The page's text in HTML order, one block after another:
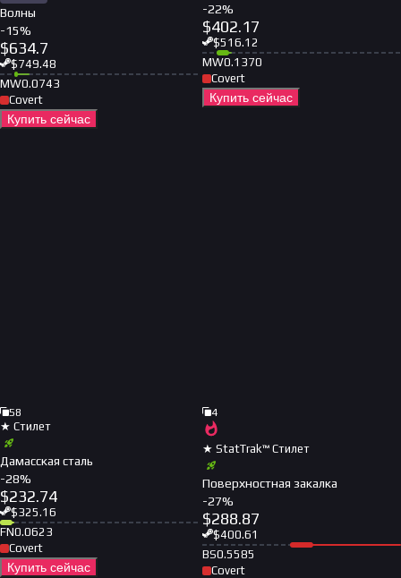
Волны
-15%
$634.7
$749.48
MW0.0743
Covert
Купить сейчас
-22%
$402.17
$516.12
MW0.1370
Covert
Купить сейчас
58
★ Стилет
Дамасская сталь
-28%
$232.74
$325.16
FN0.0623
Covert
Купить сейчас
4
★ StatTrak™ Стилет
Поверхностная закалка
-27%
$288.87
$400.61
BS0.5585
Covert